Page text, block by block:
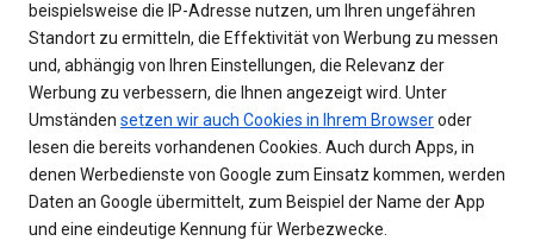
beispielsweise die IP-Adresse nutzen, um Ihren ungefähren
Standort zu ermitteln, die Effektivität von Werbung zu messen
und, abhängig von Ihren Einstellungen, die Relevanz der
Werbung zu verbessern, die Ihnen angezeigt wird. Unter
Umständen setzen wir auch Cookies in Ihrem Browseroder
lesen die bereits vorhandenen Cookies. Auch durch Apps, in
denen Werbedienste von Google zum Einsatz kommen, werden
Daten an Google übermittelt, zum Beispiel der Name der App
und eine eindeutige Kennung für Werbezwecke.